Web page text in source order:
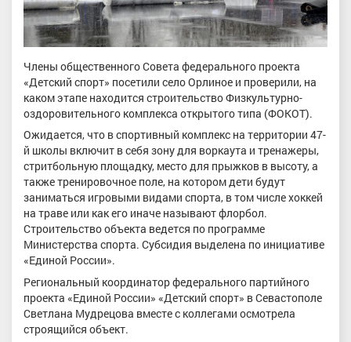
Члены общественного Совета федерального проекта
«Детский спорт» посетили село Орлиное и проверили, на
каком этапе находится строительство Физкультурно-
оздоровительного комплекса открытого типа (ФОКОТ).
Ожидается, что в спортивный комплекс на территории 47-
й школы включит в себя зону для воркаута и тренажеры,
стритбольную площадку, место для прыжков в высоту, а
также тренировочное поле, на котором дети будут
заниматься игровыми видами спорта, в том числе хоккей
на траве или как его иначе называют флорбол.
Строительство объекта ведется по программе
Министерства спорта. Субсидия выделена по инициативе
«Единой России».
Региональный координатор федерального партийного
проекта «Единой России» «Детский спорт» в Севастополе
Светлана Мудрецова вместе с коллегами осмотрела
строящийся объект.